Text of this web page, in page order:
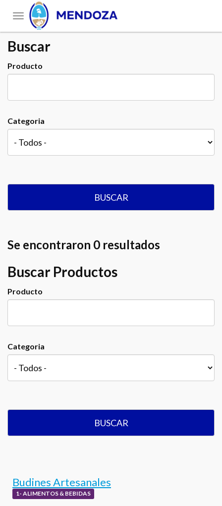
Toggle
navigation
Buscar
Producto
Categoria
BUSCAR
Se encontraron 0 resultados
Buscar Productos
Producto
Categoria
BUSCAR
Budines Artesanales
1- ALIMENTOS & BEBIDAS